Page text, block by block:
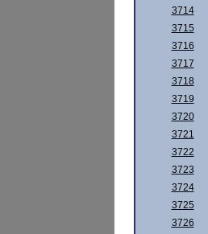
3714
3715
3716
3717
3718
3719
3720
3721
3722
3723
3724
3725
3726